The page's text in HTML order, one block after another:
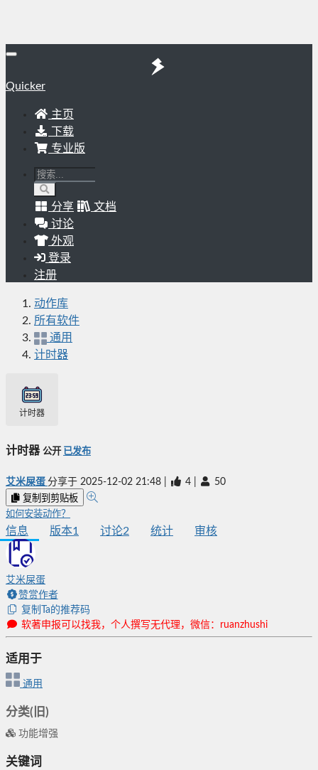
Quicker
主页
下载
专业版
分享
文档
讨论
外观
登录
注册
动作库
所有软件
通用
计时器
计时器
计时器 公开 已发布
艾米屎蛋 分享于 2025-12-02 21:48 4 50
复制到剪贴板
如何安装动作？
信息 版本1 讨论2 统计 审核
艾米屎蛋
赞赏作者
复制Ta的推荐码
软著申报可以找我，个人撰写无代理，微信：ruanzhushi
适用于
通用
分类(旧)
功能增强
关键词